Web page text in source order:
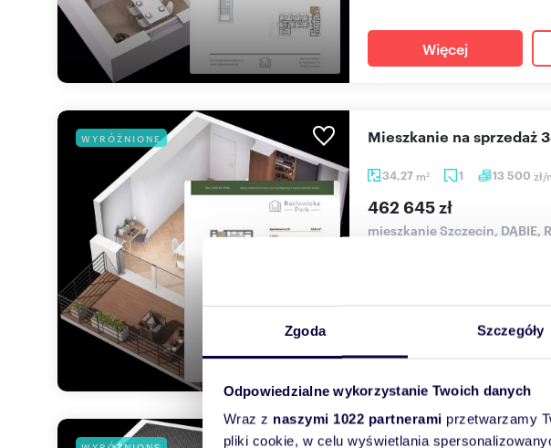
Zgoda Szczegóły
Odpowiedzialne wykorzystanie Twoich danych
Wraz z naszymi 1022 partnerami przetwarzamy
pliki cookie, w celu wyświetlania
Więcej
WYRÓŻNIONE
34,27 m2 1 13 500 zł/
mieszkanie na sprzedaż
462 645 zł
mieszkanie Szczecin, DĄBIE,
Jednopokojowe mieszkanie